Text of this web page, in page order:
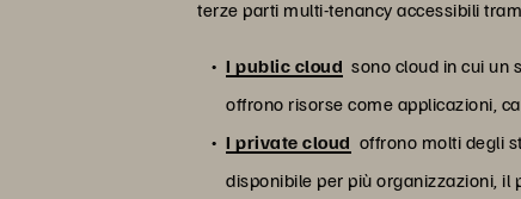
terze parti multi-tenancy accessibili
I public cloud sono cloud in cui un
offrono risorse come applicazioni,
I private cloud offrono molti degli
disponibile per più organizzazioni, il